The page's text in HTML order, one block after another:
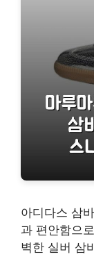
아디다스 삼
과 편안함으
벽한 실버 삼